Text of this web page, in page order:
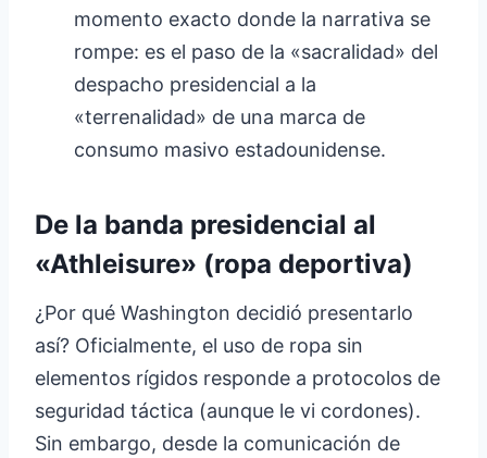
momento exacto donde la narrativa se
rompe: es el paso de la «sacralidad» del
despacho presidencial a la
«terrenalidad» de una marca de
consumo masivo estadounidense.
De la banda presidencial al
«Athleisure» (ropa deportiva)
¿Por qué Washington decidió presentarlo
así? Oficialmente, el uso de ropa sin
elementos rígidos responde a protocolos de
seguridad táctica (aunque le vi cordones).
Sin embargo, desde la comunicación de